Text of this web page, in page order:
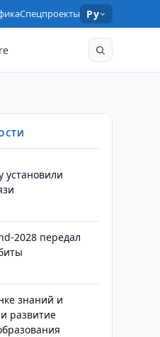
Спецпроекты Ру
установили
2028 передал
знаний и
развитие